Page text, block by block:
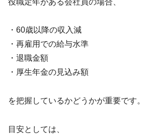
・60歳以降の収入減
・再雇用での給与水準
・退職金額
・厚生年金の見込み額
を把握しているかどうかが重要です。
目安としては、